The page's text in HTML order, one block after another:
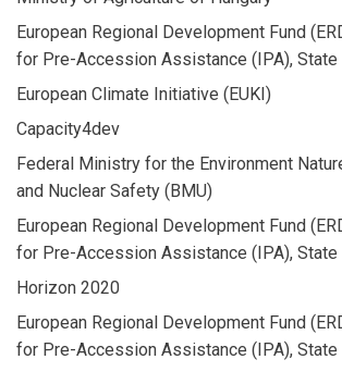
European Regional Development Fund
for Pre-Accession Assistance (IPA), State
European Climate Initiative (EUKI)
Capacity4dev
Federal Ministry for the Environment
and Nuclear Safety (BMU)
European Regional Development Fund
for Pre-Accession Assistance (IPA), State
Horizon 2020
European Regional Development Fund
for Pre-Accession Assistance (IPA), State